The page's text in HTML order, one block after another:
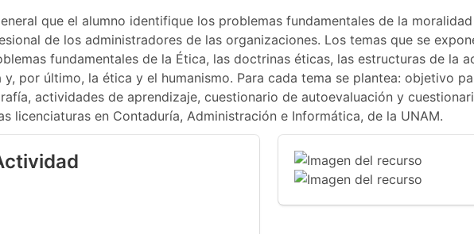
que el alumno identifique los problemas fundamentales de la
de los administradores de las organizaciones. Los temas que se
fundamentales de la Ética, las doctrinas éticas, las estructuras de la
por último, la ética y el humanismo. Para cada tema se plantea: objetivo
actividades de aprendizaje, cuestionario de autoevaluación y
licenciaturas en Contaduría, Administración e Informática, de la UNAM.